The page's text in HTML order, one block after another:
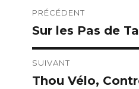
Navigation
de
l’article
PRÉCÉDENT
Publication
précédente :
Sur les Pas de
SUIVANT
Publication
Thou Vélo,